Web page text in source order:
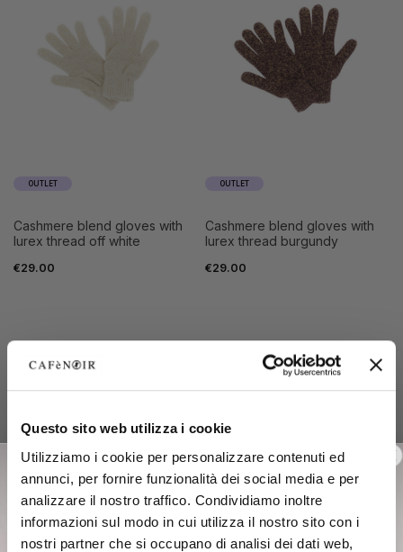
Questo sito web utilizza i cookie
Utilizziamo i cookie per personalizzare contenuti ed
annunci, per fornire funzionalità dei social media e per
analizzare il nostro traffico. Condividiamo inoltre
informazioni sul modo in cui utilizza il nostro sito con i
nostri partner che si occupano di analisi dei dati web,
OUTLET
cashmere blend gloves with
lurex thread off white
€29.00
OUTLET
cashmere blend gloves with
lurex thread burgundy
€29.00